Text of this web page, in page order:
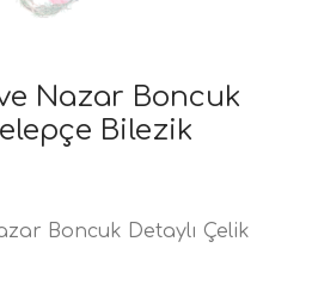
Nazar Boncuk
Bilezik
Boncuk Detaylı Çelik